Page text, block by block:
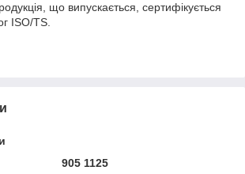
що випускається, сертифікується
ISO/TS.
905 1125